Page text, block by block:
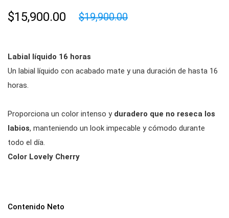
$15,900.00 $19,900.00
Labial líquido 16 horas
Un labial líquido con acabado mate y una duración de hasta 16
horas.
Proporciona un color intenso y duradero que no reseca los
labios, manteniendo un look impecable y cómodo durante
todo el día.
Color Lovely Cherry
Contenido Neto